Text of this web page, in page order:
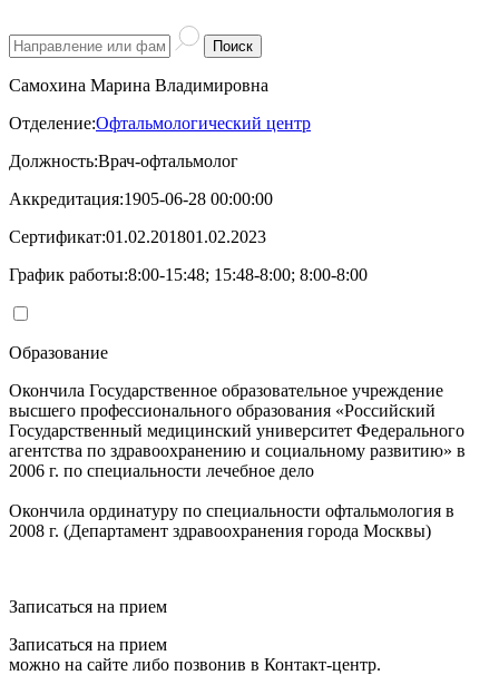
Поиск
Самохина Марина Владимировна
Отделение:Офтальмологический центр
Должность:Врач-офтальмолог
Аккредитация:1905-06-28 00:00:00
Сертификат:01.02.201801.02.2023
График работы:8:00-15:48; 15:48-8:00; 8:00-8:00
Образование
Окончила Государственное образовательное учреждение
высшего профессионального образования «Российский
Государственный медицинский университет Федерального
агентства по здравоохранению и социальному развитию» в
2006 г. по специальности лечебное дело
Окончила ординатуру по специальности офтальмология в
2008 г. (Департамент здравоохранения города Москвы)
Записаться на прием
Записаться на прием
можно на сайте либо позвонив в Контакт-центр.